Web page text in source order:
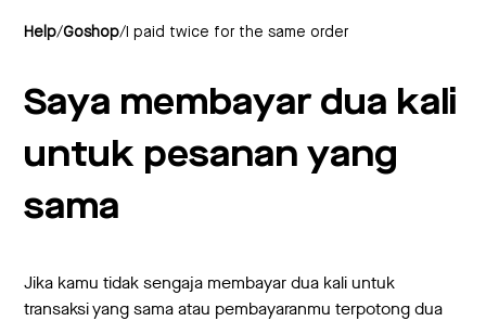
Help/Goshop/ I paid twice for the same order
Saya membayar dua kali
untuk pesanan yang
sama
Jika kamu tidak sengaja membayar dua kali untuk
transaksi yang sama atau pembayaranmu terpotong dua